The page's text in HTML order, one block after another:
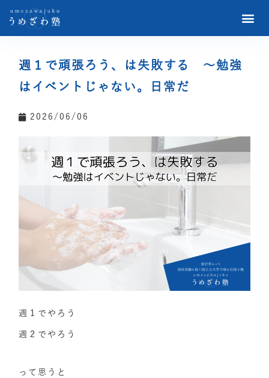
週１で頑張ろう、は失敗する ～勉強
はイベントじゃない。日常だ
2026/06/06
週１でやろう
週２でやろう
って思うと